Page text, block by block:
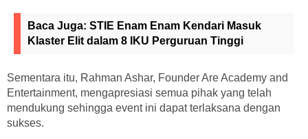
Baca Juga: STIE Enam Enam Kendari Masuk
Klaster Elit dalam 8 IKU Perguruan Tinggi
Sementara itu, Rahman Ashar, Founder Are Academy and
Entertainment, mengapresiasi semua pihak yang telah
mendukung sehingga event ini dapat terlaksana dengan
sukses.